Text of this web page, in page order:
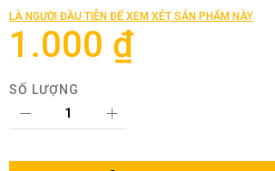
của
thư
hình
LÀ NGƯỜI ĐẦU TIÊN ĐỂ XEM XÉT SẢN PHẨM NÀY
1.000 ₫
SỐ LƯỢNG